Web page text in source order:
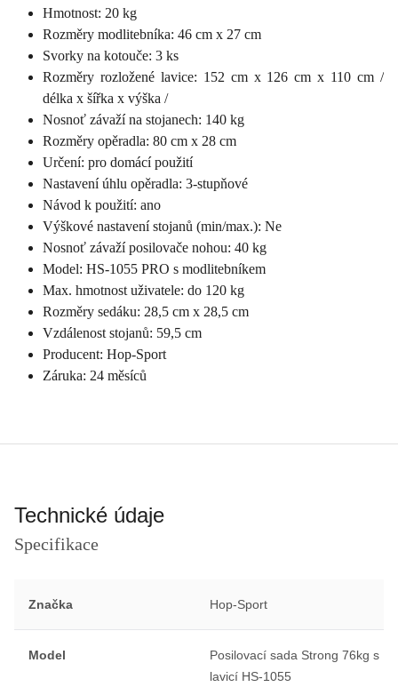
Hmotnost: 20 kg
Rozměry modlitebníka: 46 cm x 27 cm
Svorky na kotouče: 3 ks
Rozměry rozložené lavice: 152 cm x 126 cm x 110 cm /
délka x šířka x výška /
Nosnoť závaží na stojanech: 140 kg
Rozměry opěradla: 80 cm x 28 cm
Určení: pro domácí použití
Nastavení úhlu opěradla: 3-stupňové
Návod k použití: ano
Výškové nastavení stojanů (min/max.): Ne
Nosnoť závaží posilovače nohou: 40 kg
Model: HS-1055 PRO s modlitebníkem
Max. hmotnost uživatele: do 120 kg
Rozměry sedáku: 28,5 cm x 28,5 cm
Vzdálenost stojanů: 59,5 cm
Producent: Hop-Sport
Záruka: 24 měsíců
Technické údaje
Specifikace
Značka Hop-Sport
Model
Posilovací sada Strong 76kg s
lavicí HS-1055